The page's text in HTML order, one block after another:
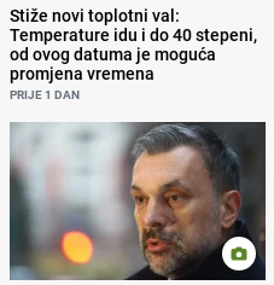
Stiže novi toplotni val:
Temperature idu i do 40 stepeni,
od ovog datuma je moguća
promjena vremena
PRIJE 1 DAN